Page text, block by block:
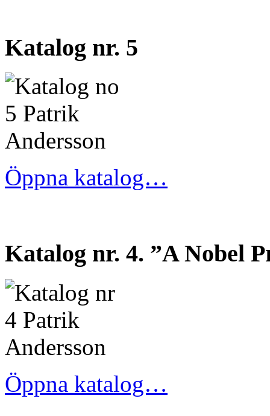
Katalog nr. 5
Öppna katalog…
Katalog nr. 4. ”A Nobel
Öppna katalog…